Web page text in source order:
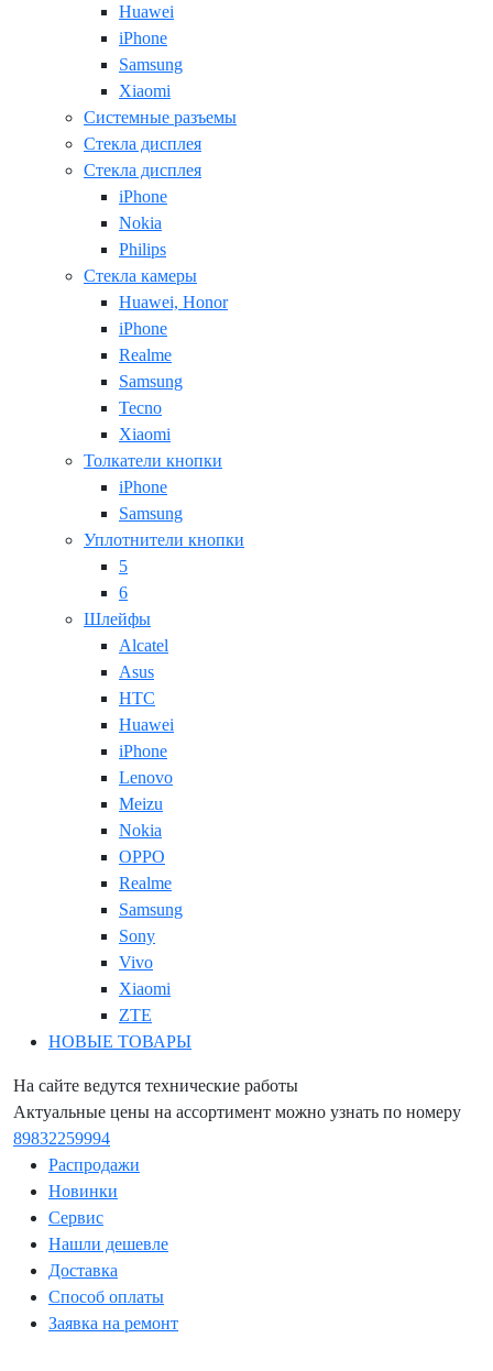
Huawei
iPhone
Samsung
Xiaomi
Системные разъемы
Стекла дисплея
Стекла дисплея
iPhone
Nokia
Philips
Стекла камеры
Huawei, Honor
iPhone
Realme
Samsung
Tecno
Xiaomi
Толкатели кнопки
iPhone
Samsung
Уплотнители кнопки
5
6
Шлейфы
Alcatel
Asus
HTC
Huawei
iPhone
Lenovo
Meizu
Nokia
OPPO
Realme
Samsung
Sony
Vivo
Xiaomi
ZTE
НОВЫЕ ТОВАРЫ
На сайте ведутся технические работы
Актуальные цены на ассортимент можно узнать по номеру
89832259994
Распродажи
Новинки
Сервис
Нашли дешевле
Доставка
Способ оплаты
Заявка на ремонт